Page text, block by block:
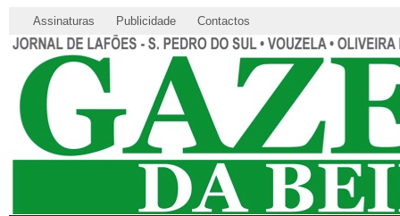
Assinaturas Publicidade Contactos